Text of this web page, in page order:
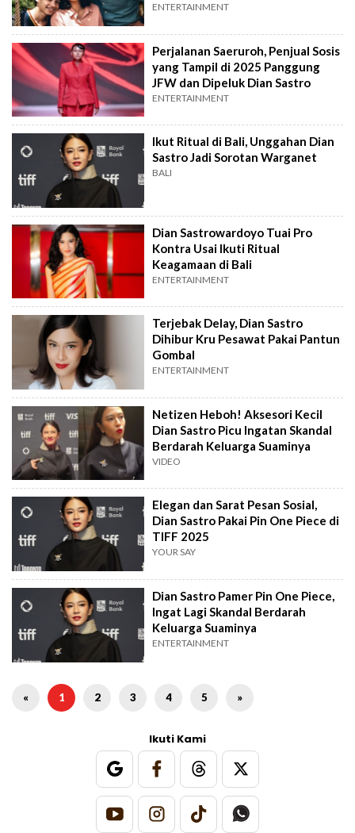
ENTERTAINMENT
Perjalanan Saeruroh, Penjual Sosis
yang Tampil di 2025 Panggung
JFW dan Dipeluk Dian Sastro
ENTERTAINMENT
Ikut Ritual di Bali, Unggahan Dian
Sastro Jadi Sorotan Warganet
BALI
Dian Sastrowardoyo Tuai Pro
Kontra Usai Ikuti Ritual
Keagamaan di Bali
ENTERTAINMENT
Terjebak Delay, Dian Sastro
Dihibur Kru Pesawat Pakai Pantun
Gombal
ENTERTAINMENT
Netizen Heboh! Aksesori Kecil
Dian Sastro Picu Ingatan Skandal
Berdarah Keluarga Suaminya
VIDEO
Elegan dan Sarat Pesan Sosial,
Dian Sastro Pakai Pin One Piece di
TIFF 2025
YOUR SAY
Dian Sastro Pamer Pin One Piece,
Ingat Lagi Skandal Berdarah
Keluarga Suaminya
ENTERTAINMENT
« 1 2 3 4 5 »
Ikuti Kami